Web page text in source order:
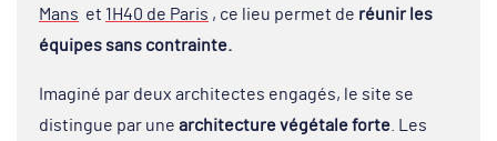
Mans et 1H40 de Paris , ce lieu permet de réunir les
équipes sans contrainte.
Imaginé par deux architectes engagés, le site se
distingue par une architecture végétale forte. Les